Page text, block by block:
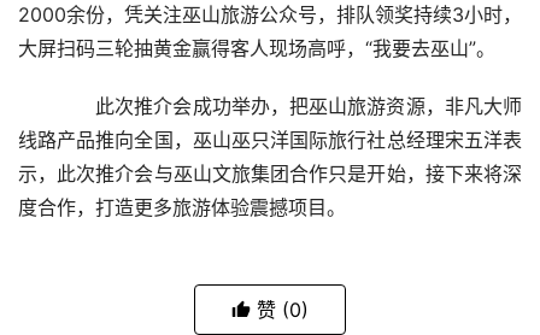
2000余份，凭关注巫山旅游公众号，排队领奖持续3小时，
大屏扫码三轮抽黄金赢得客人现场高呼，“我要去巫山”。
此次推介会成功举办，把巫山旅游资源，非凡大师
线路产品推向全国，巫山巫只洋国际旅行社总经理宋五洋表
示，此次推介会与巫山文旅集团合作只是开始，接下来将深
度合作，打造更多旅游体验震撼项目。
赞 (0)